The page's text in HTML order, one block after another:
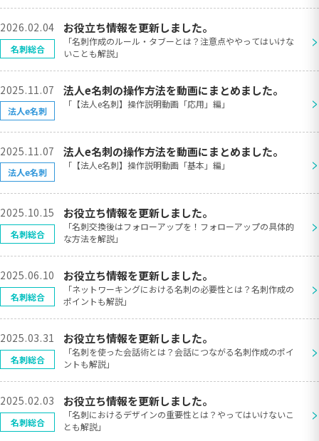
2026.02.04 お役立ち情報を更新しました。
「名刺作成のルール・タブーとは？注意点ややってはいけな
いことも解説」
>
名刺総合
2025.11.07 法人e名刺の操作方法を動画にまとめました。
「【法人e名刺】操作説明動画「応用」編」 >
法人e名刺
2025.11.07 法人e名刺の操作方法を動画にまとめました。
「【法人e名刺】操作説明動画「基本」編」 >
法人e名刺
2025.10.15 お役立ち情報を更新しました。
「名刺交換後はフォローアップを！フォローアップの具体的
な方法を解説」
>
名刺総合
2025.06.10 お役立ち情報を更新しました。
「ネットワーキングにおける名刺の必要性とは？名刺作成の
ポイントも解説」
>
名刺総合
2025.03.31 お役立ち情報を更新しました。
「名刺を使った会話術とは？会話につながる名刺作成のポイ
ントも解説」
>
名刺総合
2025.02.03 お役立ち情報を更新しました。
「名刺におけるデザインの重要性とは？やってはいけないこ
とも解説」
>
名刺総合